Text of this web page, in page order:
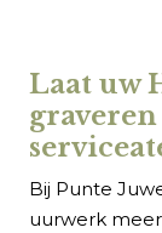
Laat uw
Bij Punte
uurwerk